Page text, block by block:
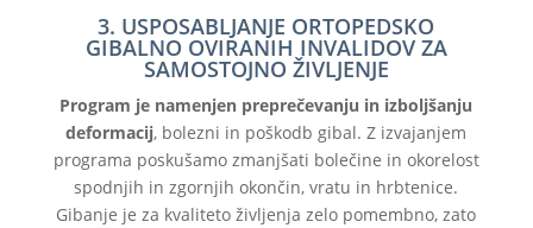
3. USPOSABLJANJE ORTOPEDSKO
GIBALNO OVIRANIH INVALIDOV ZA
SAMOSTOJNO ŽIVLJENJE
Program je namenjen preprečevanju in izboljšanju
deformacij, bolezni in poškodb gibal. Z izvajanjem
programa poskušamo zmanjšati bolečine in okorelost
spodnjih in zgornjih okončin, vratu in hrbtenice.
Gibanje je za kvaliteto življenja zelo pomembno, zato